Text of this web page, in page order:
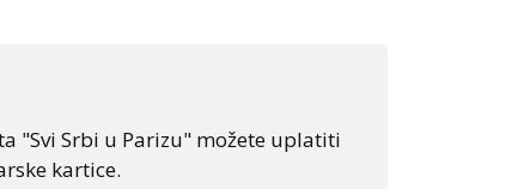
"Svi Srbi u Parizu" možete uplatiti
kartice.